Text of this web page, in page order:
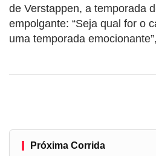
de Verstappen, a temporada
empolgante: “Seja qual for o
uma temporada
Próxima Corrida